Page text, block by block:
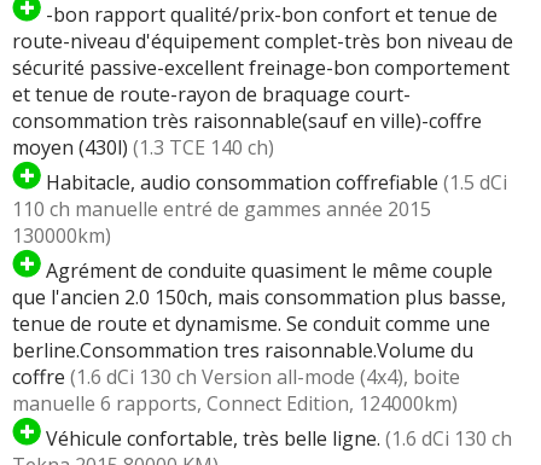
-bon rapport qualité/prix-bon confort et tenue de
route-niveau d'équipement complet-très bon niveau de
sécurité passive-excellent freinage-bon comportement
et tenue de route-rayon de braquage court-
consommation très raisonnable(sauf en ville)-coffre
moyen (430l) (1.3 TCE 140 ch)
Habitacle, audio consommation coffrefiable (1.5 dCi
110 ch manuelle entré de gammes année 2015
130000km)
Agrément de conduite quasiment le même couple
que l'ancien 2.0 150ch, mais consommation plus basse,
tenue de route et dynamisme. Se conduit comme une
berline.Consommation tres raisonnable.Volume du
coffre (1.6 dCi 130 ch Version all-mode (4x4), boite
manuelle 6 rapports, Connect Edition, 124000km)
Véhicule confortable, très belle ligne. (1.6 dCi 130 ch